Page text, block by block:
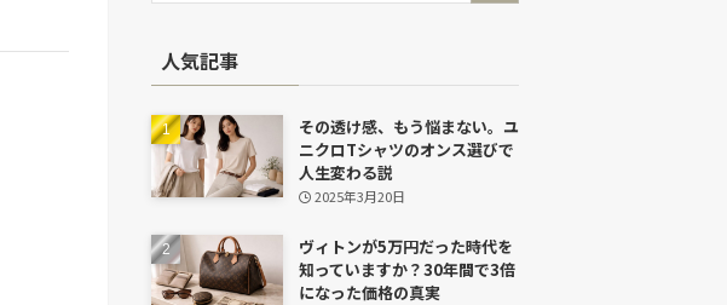
人気記事
その透け感、もう悩まない。ユ
ニクロTシャツのオンス選びで
人生変わる説
2025年3月20日
ヴィトンが5万円だった時代を
知っていますか？30年間で3倍
になった価格の真実